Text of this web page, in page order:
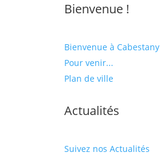
Bienvenue !
Bienvenue à Cabestany
Pour venir...
Plan de ville
Actualités
Suivez nos Actualités